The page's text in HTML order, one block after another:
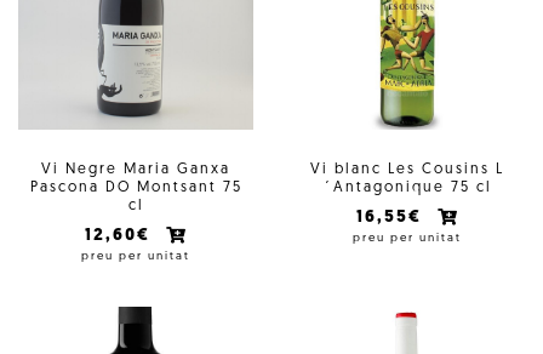
Vi Negre Maria Ganxa
Pascona DO Montsant 75
cl
12,60€
preu per unitat
Vi blanc Les Cousins L
´Antagonique 75 cl
16,55€
preu per unitat